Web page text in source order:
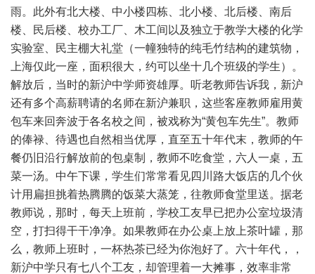
雨。此外有北大楼、中小楼四栋、北小楼、北后楼、南后
楼、民后楼、校办工厂、木工间以及独立于教学大楼的化学
实验室、民主棚大礼堂（一幢独特的纯毛竹结构的建筑物，
上海仅此一座，面积很大，约可以坐十几个班级的学生）。
解放后，当时的新沪中学师资雄厚。听老教师告诉我，新沪
还有多个高薪聘请的名师在新沪兼职，这些客座教师雇用黄
包车来回奔波于各名校之间，被戏称为“黄包车先生”。教师
的俸禄、待遇也自然相当优厚，直至五十年代末，教师的午
餐仍旧沿行解放前的包桌制，教师不吃食堂，六人一桌，五
菜一汤。中午下课，学生们常常看见四川路大饭店的几个伙
计用扁担挑着热腾腾的饭菜大蒸笼，往教师食堂里送。据老
教师说，那时，每天上班前，学校工友早已把办公室垃圾清
空，打扫得干干净净。如果教师在办公桌上放上茶叶罐，那
么，教师上班时，一杯热茶已经为你泡好了。六十年代，，
新沪中学只有七八个工友，却管理着一大摊事，效率非常